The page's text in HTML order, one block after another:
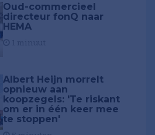
Oud-commercieel
directeur fonQ naar
HEMA
Albert Heijn morrelt
opnieuw aan
koopzegels: 'Te riskant
om er in één keer mee
te stoppen'